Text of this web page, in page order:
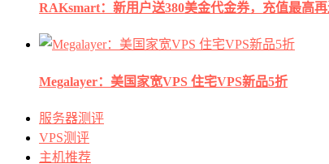
RAKsmart：新用户送380美金代金券，充值最高
Megalayer：美国家宽VPS 住宅VPS新品5折
服务器测评
VPS测评
主机推荐